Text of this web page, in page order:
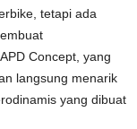
tetapi ada
Concept, yang
langsung menarik
yang dibuat